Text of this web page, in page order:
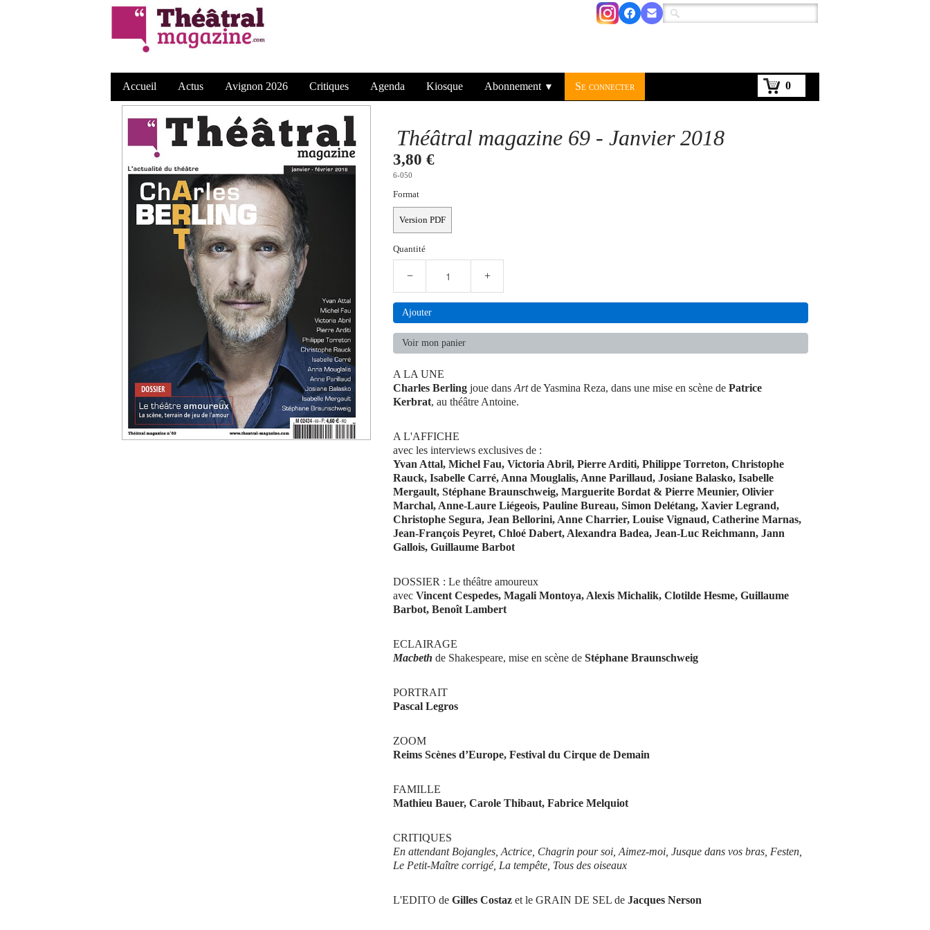
0
Accueil Actus Avignon 2026 Critiques Agenda Kiosque Abonnement ▼ Se connecter
Théâtral magazine 69 - Janvier 2018
3,80 €
6-050
Format
Version PDF
Quantité
− +
Ajouter
Voir mon panier
A LA UNE
Charles Berling joue dans Artde Yasmina Reza, dans une mise en scène de Patrice
Kerbrat, au théâtre Antoine.
A L'AFFICHE
avec les interviews exclusives de :
Yvan Attal, Michel Fau, Victoria Abril, Pierre Arditi, Philippe Torreton, Christophe
Rauck, Isabelle Carré, Anna Mouglalis, Anne Parillaud, Josiane Balasko, Isabelle
Mergault, Stéphane Braunschweig, Marguerite Bordat & Pierre Meunier, Olivier
Marchal, Anne-Laure Liégeois, Pauline Bureau, Simon Delétang, Xavier Legrand,
Christophe Segura, Jean Bellorini, Anne Charrier, Louise Vignaud, Catherine Marnas,
Jean-François Peyret, Chloé Dabert, Alexandra Badea, Jean-Luc Reichmann, Jann
Gallois, Guillaume Barbot
DOSSIER : Le théâtre amoureux
avec Vincent Cespedes, Magali Montoya, Alexis Michalik, Clotilde Hesme, Guillaume
Barbot, Benoît Lambert
ECLAIRAGE
Macbeth de Shakespeare, mise en scène de Stéphane Braunschweig
PORTRAIT
Pascal Legros
ZOOM
Reims Scènes d’Europe, Festival du Cirque de Demain
FAMILLE
Mathieu Bauer, Carole Thibaut, Fabrice Melquiot
CRITIQUES
En attendant Bojangles, Actrice, Chagrin pour soi, Aimez-moi, Jusque dans vos bras, Festen,
Le Petit-Maître corrigé, La tempête, Tous des oiseaux
L'EDITO de Gilles Costaz et le GRAIN DE SEL de Jacques Nerson